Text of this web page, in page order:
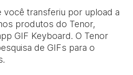
você transferiu por upload a
produtos do Tenor,
GIF Keyboard. O Tenor
de GIFs para o